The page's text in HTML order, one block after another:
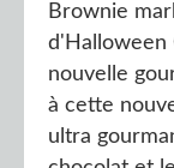
Brownie
d'Halloween
nouvelle
à cette
ultra